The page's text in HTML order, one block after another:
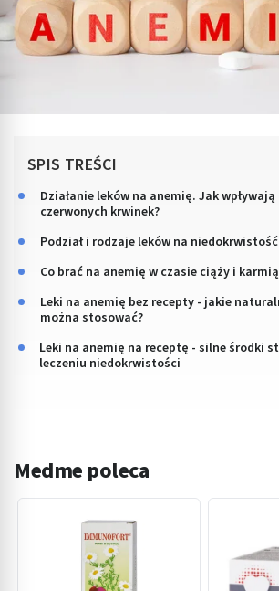
SPIS TREŚCI
Działanie leków na anemię. Jak
czerwonych krwinek?
Podział i rodzaje leków na niedokrwistość
Co brać na anemię w czasie ciąży i
Leki na anemię bez recepty - jakie
można stosować?
Leki na anemię na receptę - silne środki
leczeniu niedokrwistości
Medme poleca